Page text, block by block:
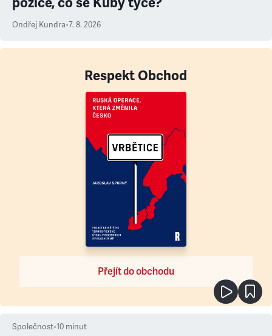
Ondřej Kundra•7. 8. 2026
Respekt Obchod
Přejít do obchodu
Společnost•10 minut